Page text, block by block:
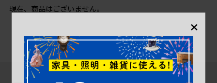
現在、商品はございません。
×